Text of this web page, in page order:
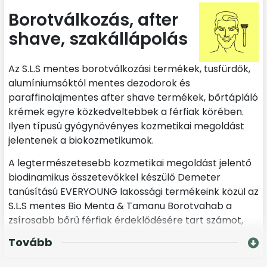
Borotválkozás, after
shave, szakállápolás
Az S.L.S mentes borotválkozási termékek, tusfürdők,
alumíniumsóktól mentes dezodorok és
paraffinolajmentes after shave termékek, bőrtápláló
krémek egyre közkedveltebbek a férfiak körében.
Ilyen típusú gyógynövényes kozmetikai megoldást
jelentenek a biokozmetikumok.
A legtermészetesebb kozmetikai megoldást jelentő
biodinamikus összetevőkkel készülő Demeter
tanúsítású EVERYOUNG lakossági termékeink közül az
S.L.S mentes Bio Menta & Tamanu Borotvahab a
zsírosabb bőrű férfiak érdeklődésére tart számot,
míg a Bio Cédrus-Centella Szenzitív Borotvagél az
érettebb, száraz , vízhiányos bőrűek körében
Tovább